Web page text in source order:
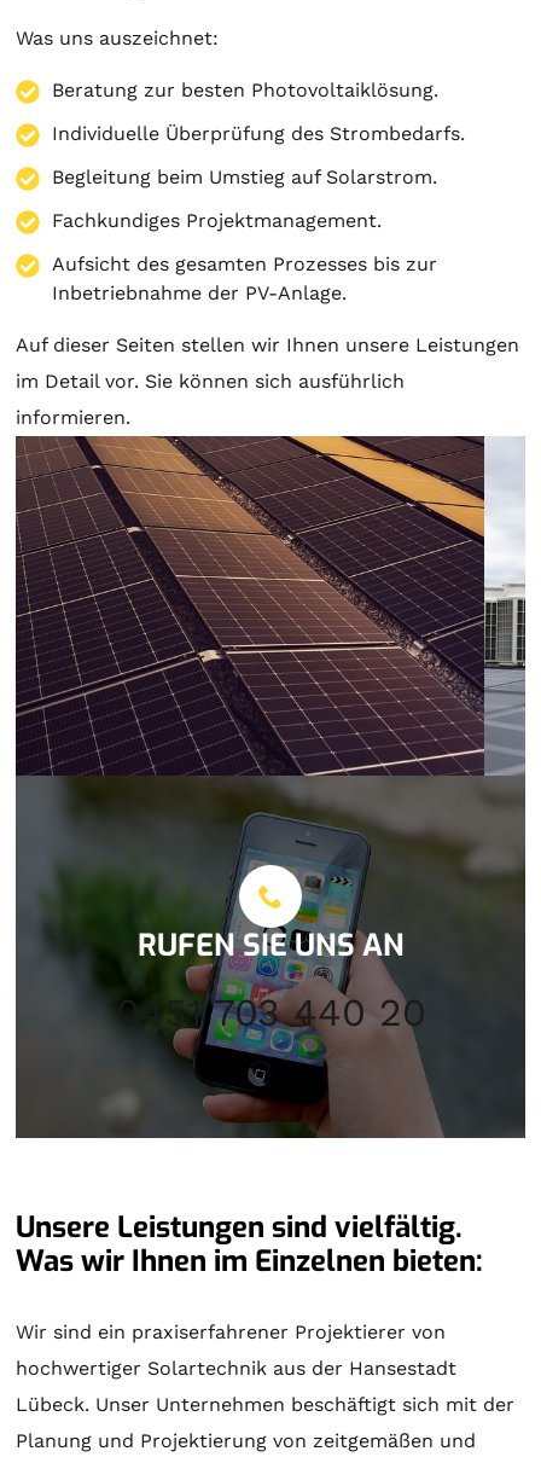
Was uns auszeichnet:
Beratung zur besten Photovoltaiklösung.
Individuelle Überprüfung des Strombedarfs.
Begleitung beim Umstieg auf Solarstrom.
Fachkundiges Projektmanagement.
Aufsicht des gesamten Prozesses bis zur
Inbetriebnahme der PV-Anlage.
Auf dieser Seiten stellen wir Ihnen unsere Leistungen
im Detail vor. Sie können sich ausführlich
informieren.
RUFEN SIE UNS AN
0451 703 440 20
Unsere Leistungen sind vielfältig.
Was wir Ihnen im Einzelnen bieten:
Wir sind ein praxiserfahrener Projektierer von
hochwertiger Solartechnik aus der Hansestadt
Lübeck. Unser Unternehmen beschäftigt sich mit der
Planung und Projektierung von zeitgemäßen und